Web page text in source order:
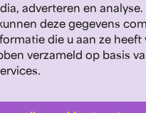
adverteren en analyse.
deze gegevens
die u aan ze heeft
verzameld op basis
disclaimer
exitable